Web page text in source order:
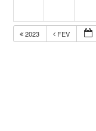
2023 FEV